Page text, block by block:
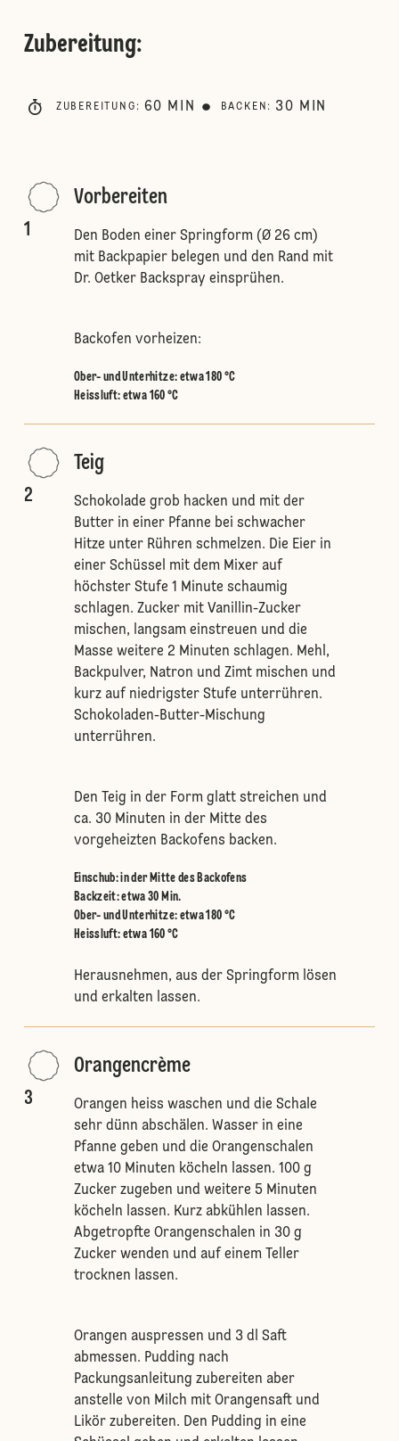
Zubereitung:
ZUBEREITUNG : 60 MIN BACKEN : 30 MIN
1
Vorbereiten
Den Boden einer Springform (Ø 26 cm)
mit Backpapier belegen und den Rand mit
Dr. Oetker Backspray einsprühen.
Backofen vorheizen:
Ober- und Unterhitze: etwa 180 °C
Heissluft: etwa 160 °C
2
Teig
Schokolade grob hacken und mit der
Butter in einer Pfanne bei schwacher
Hitze unter Rühren schmelzen. Die Eier in
einer Schüssel mit dem Mixer auf
höchster Stufe 1 Minute schaumig
schlagen. Zucker mit Vanillin-Zucker
mischen, langsam einstreuen und die
Masse weitere 2 Minuten schlagen. Mehl,
Backpulver, Natron und Zimt mischen und
kurz auf niedrigster Stufe unterrühren.
Schokoladen-Butter-Mischung
unterrühren.
Den Teig in der Form glatt streichen und
ca. 30 Minuten in der Mitte des
vorgeheizten Backofens backen.
Einschub:in der Mitte des Backofens
Backzeit: etwa 30 Min.
Ober- und Unterhitze: etwa 180 °C
Heissluft: etwa 160 °C
Herausnehmen, aus der Springform lösen
und erkalten lassen.
3
Orangencrème
Orangen heiss waschen und die Schale
sehr dünn abschälen. Wasser in eine
Pfanne geben und die Orangenschalen
etwa 10 Minuten köcheln lassen. 100 g
Zucker zugeben und weitere 5 Minuten
köcheln lassen. Kurz abkühlen lassen.
Abgetropfte Orangenschalen in 30 g
Zucker wenden und auf einem Teller
trocknen lassen.
Orangen auspressen und 3 dl Saft
abmessen. Pudding nach
Packungsanleitung zubereiten aber
anstelle von Milch mit Orangensaft und
Likör zubereiten. Den Pudding in eine